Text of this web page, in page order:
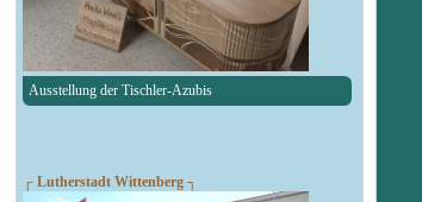
Ausstellung der Tischler-Azubis
┌ Lutherstadt Wittenberg ┐